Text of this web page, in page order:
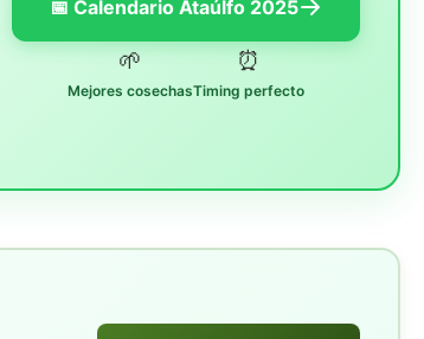
📅 Calendario Ataúlfo 2025
🌱
Mejores cosechas
⏰
Timing perfecto